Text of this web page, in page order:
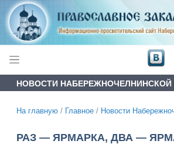
НОВОСТИ НАБЕРЕЖНОЧЕЛНИНСКОЙ
На главную / Главное / Новости
РАЗ — ЯРМАРКА, ДВА —